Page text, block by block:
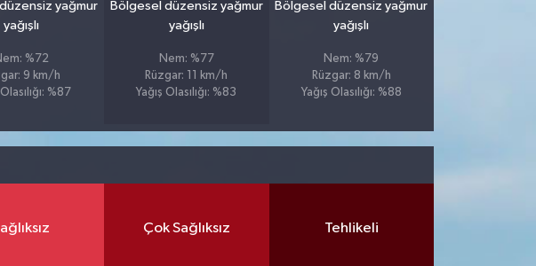
yağmur
yağışlı
%72
9 km/h
%87
Bölgesel düzensiz yağmur
yağışlı
Nem: %77
Rüzgar: 11 km/h
Yağış Olasılığı: %83
Bölgesel düzensiz yağmur
yağışlı
Nem: %79
Rüzgar: 8 km/h
Yağış Olasılığı: %88
Çok Sağlıksız Tehlikeli